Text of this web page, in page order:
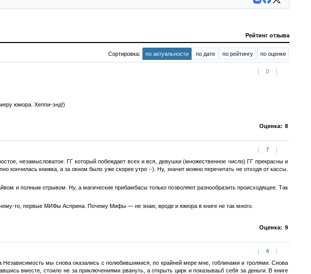
Рейтинг отзыва
Сортировка: по актуальности по дате по рейтингу по оценке
[ 0 ]
юмора. Хеппи-энд!)
Оценка: 8
[ 7 ]
незамысловатое. ГГ который побеждает всех и вся, девушки (множественное число) ГГ прекрасны и
кончилась книжка, а за окном было уже скорее утро :-). Ну, значит можно перечитать не отходя от кассы.
и полным отрывом. Ну, а магические прибамбасы только позволяют разнообразить происходящее. Так
то, первые МИФы Асприна. Почему Мифы — не знаю, вроде и юмора в книге не так много.
Оценка: 9
[ 4 ]
мы снова оказались с полюбившимися, по крайней мере мне, гоблинами и тролями. Снова
вместе, стоило не за приключениями рвануть, а открыть цирк и показываьб себя за деньги. В книге